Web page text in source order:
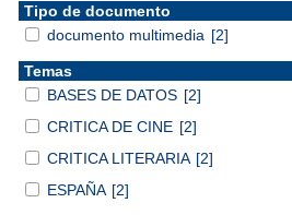
Tipo de documento
documento multimedia [2]
Temas
BASES DE DATOS [2]
CRITICA DE CINE [2]
CRITICA LITERARIA [2]
ESPAÑA [2]